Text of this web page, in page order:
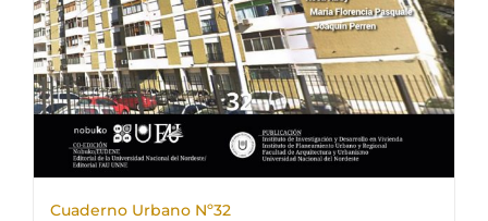
Cuaderno Urbano Nº32